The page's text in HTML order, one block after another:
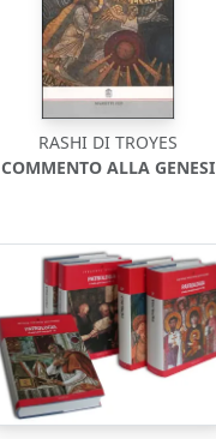
RASHI DI TROYES
COMMENTO ALLA GENESI